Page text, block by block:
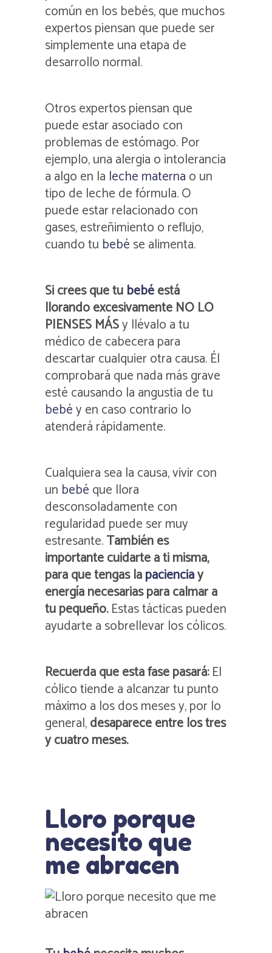
común en los bebés, que muchos
expertos piensan que puede ser
simplemente una etapa de
desarrollo normal.
Otros expertos piensan que
puede estar asociado con
problemas de estómago. Por
ejemplo, una alergia o intolerancia
a algo en la leche materna o un
tipo de leche de fórmula. O
puede estar relacionado con
gases, estreñimiento o reflujo,
cuando tu bebé se alimenta.
Si crees que tu bebéestá
llorando excesivamente NO LO
PIENSES MÁSy llévalo a tu
médico de cabecera para
descartar cualquier otra causa. Él
comprobará que nada más grave
esté causando la angustia de tu
bebéy en caso contrario lo
atenderá rápidamente.
Cualquiera sea la causa, vivir con
un bebé que llora
desconsoladamente con
regularidad puede ser muy
estresante.También es
importante cuidarte a ti misma,
para que tengas lapacienciay
energía necesarias para calmar a
tu pequeño.Estas tácticas pueden
ayudarte a sobrellevar los cólicos.
Recuerda que esta fase pasará:El
cólico tiende a alcanzar tu punto
máximo a los dos meses y, por lo
general,desaparece entre los tres
y cuatro meses.
Lloro porque
necesito que
me abracen